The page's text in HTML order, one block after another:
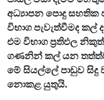
අධ්‍යාපන පොදු සහතික
විභාග පැවැත්වීමද
එම විභාග ප්‍රතිඵල
ගණනින් කල් යන
මේ සියල්ලේ පාඩුව
නොකළ යුතුයි.